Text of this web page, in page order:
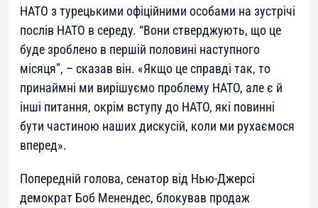
НАТО з турецькими офіційними особами на зустрічі
послів НАТО в середу. “Вони стверджують, що це
буде зроблено в першій половині наступного
місяця”, – сказав він. «Якщо це справді так, то
принаймні ми вирішуємо проблему НАТО, але є й
інші питання, окрім вступу до НАТО, які повинні
бути частиною наших дискусій, коли ми рухаємося
вперед».
Попередній голова, сенатор від Нью-Джерсі
демократ Боб Менендес, блокував продаж